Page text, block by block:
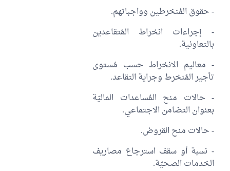
- حقوق المُنخرطين وواجباتهم.
- إجراءات انخراط المُتقاعدين
بالتعاونية.
- معاليم الانخراط حسب مُستوى
تأجير المُنخرط وجراية التقاعد.
- حالات منح المُساعدات الماليّة
بعنوان التضامن الاجتماعي.
- حالات منح القروض.
- نسبة أو سقف استرجاع مصاريف
الخدمات الصحيّة.